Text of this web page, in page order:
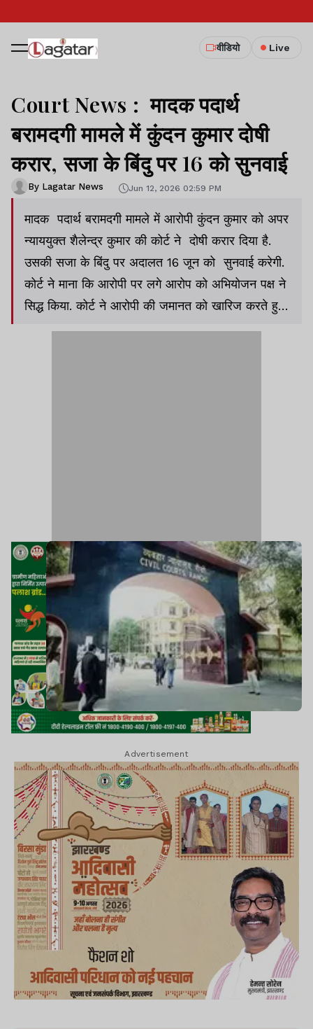
वीडियो Live
Court News : मादक पदार्थ
बरामदगी मामले में कुंदन कुमार दोषी
करार, सजा के बिंदु पर 16 को सुनवाई
By Lagatar News Jun 12, 2026 02:59 PM
मादक पदार्थ बरामदगी मामले में आरोपी कुंदन कुमार को अपर
न्याययुक्त शैलेन्द्र कुमार की कोर्ट ने दोषी करार दिया है.
उसकी सजा के बिंदु पर अदालत 16 जून को सुनवाई करेगी.
कोर्ट ने माना कि आरोपी पर लगे आरोप को अभियोजन पक्ष ने
सिद्ध किया. कोर्ट ने आरोपी की जमानत को खारिज करते हुए
Advertisement